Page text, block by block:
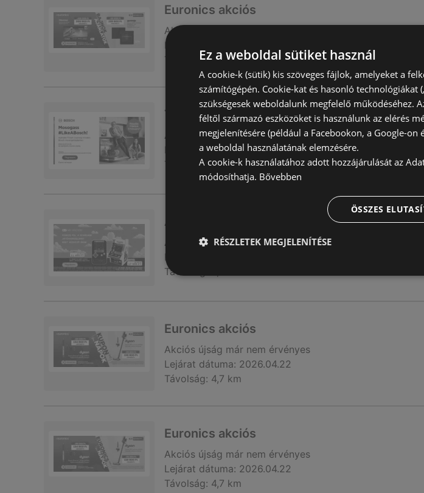
Euronics akciós
Akciós újság
Lejárat dátuma:
Távolság: 4,7 km
Takarítson meg most ajánlatainkkal
Akciós újság már nem érvényes
Lejárat dátuma: 2026.04.30
Távolság: 4,7 km
A legjobb akcióink
Akciós újság már nem érvényes
Lejárat dátuma:
Távolság:
Euronics akciós
Akciós újság már nem érvényes
Lejárat dátuma: 2026.04.22
Távolság: 4,7 km
Euronics akciós
Akciós újság már nem érvényes
Lejárat dátuma: 2026.04.22
Távolság: 4,7 km
Ez a weboldal sütiket használ
A cookie-k (sütik) kis szöveges fájlok, amelyeket a
számítógépén. Cookie-kat és hasonló technológiákat
szükségesek weboldalunk megfelelő működéséhez.
féltől származó eszközöket is használunk az elérés
megjelenítésére (például a Facebookon, a Google-
a weboldal használatának elemzésére.
A cookie-k használatához adott hozzájárulását az
módosíthatja. Bővebben
ÖSSZES
RÉSZLETEK MEGJELENÍTÉSE